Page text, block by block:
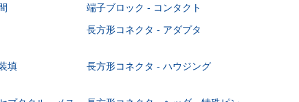
端子ブロック - コンタクト
長方形コネクタ - アダプタ
填 長方形コネクタ - ハウジング